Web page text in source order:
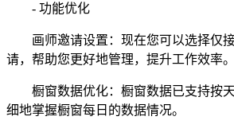
- 功能优化
画师邀请设置：现在您可以选择仅接
请，帮助您更好地管理，提升工作效率。
橱窗数据优化：橱窗数据已支持按天
细地掌握橱窗每日的数据情况。